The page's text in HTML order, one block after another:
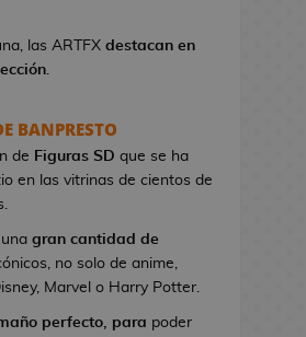
e
c
s
d
e
V
las ARTFX destacan en
.
BANPRESTO
de Figuras SD que se ha
en las vitrinas de cientos de
gran cantidad de
no solo de anime,
Marvel o Harry Potter.
perfecto, para poder